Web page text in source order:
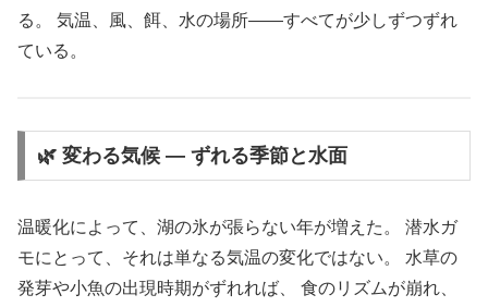
る。 気温、風、餌、水の場所――すべてが少しずつずれ
ている。
🌿 変わる気候 ― ずれる季節と水面
温暖化によって、湖の氷が張らない年が増えた。 潜水ガ
モにとって、それは単なる気温の変化ではない。 水草の
発芽や小魚の出現時期がずれれば、 食のリズムが崩れ、